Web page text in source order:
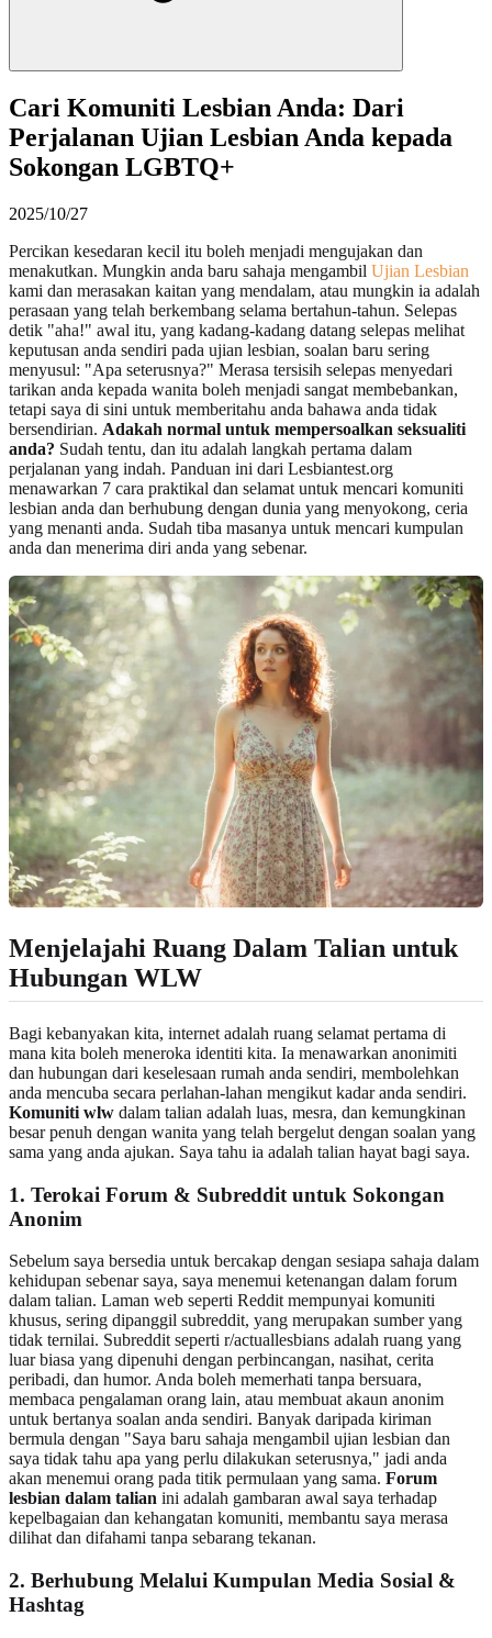
Cari Komuniti Lesbian Anda: Dari
Perjalanan Ujian Lesbian Anda kepada
Sokongan LGBTQ+
2025/10/27
Percikan kesedaran kecil itu boleh menjadi mengujakan dan
menakutkan. Mungkin anda baru sahaja mengambil Ujian Lesbian
kami dan merasakan kaitan yang mendalam, atau mungkin ia adalah
perasaan yang telah berkembang selama bertahun-tahun. Selepas
detik "aha!" awal itu, yang kadang-kadang datang selepas melihat
keputusan anda sendiri pada ujian lesbian, soalan baru sering
menyusul: "Apa seterusnya?" Merasa tersisih selepas menyedari
tarikan anda kepada wanita boleh menjadi sangat membebankan,
tetapi saya di sini untuk memberitahu anda bahawa anda tidak
bersendirian. Adakah normal untuk mempersoalkan seksualiti
anda? Sudah tentu, dan itu adalah langkah pertama dalam
perjalanan yang indah. Panduan ini dari Lesbiantest.org
menawarkan 7 cara praktikal dan selamat untuk mencari komuniti
lesbian anda dan berhubung dengan dunia yang menyokong, ceria
yang menanti anda. Sudah tiba masanya untuk mencari kumpulan
anda dan menerima diri anda yang sebenar.
Menjelajahi Ruang Dalam Talian untuk
Hubungan WLW
Bagi kebanyakan kita, internet adalah ruang selamat pertama di
mana kita boleh meneroka identiti kita. Ia menawarkan anonimiti
dan hubungan dari keselesaan rumah anda sendiri, membolehkan
anda mencuba secara perlahan-lahan mengikut kadar anda sendiri.
Komuniti wlw dalam talian adalah luas, mesra, dan kemungkinan
besar penuh dengan wanita yang telah bergelut dengan soalan yang
sama yang anda ajukan. Saya tahu ia adalah talian hayat bagi saya.
1. Terokai Forum & Subreddit untuk Sokongan
Anonim
Sebelum saya bersedia untuk bercakap dengan sesiapa sahaja dalam
kehidupan sebenar saya, saya menemui ketenangan dalam forum
dalam talian. Laman web seperti Reddit mempunyai komuniti
khusus, sering dipanggil subreddit, yang merupakan sumber yang
tidak ternilai. Subreddit seperti r/actuallesbians adalah ruang yang
luar biasa yang dipenuhi dengan perbincangan, nasihat, cerita
peribadi, dan humor. Anda boleh memerhati tanpa bersuara,
membaca pengalaman orang lain, atau membuat akaun anonim
untuk bertanya soalan anda sendiri. Banyak daripada kiriman
bermula dengan "Saya baru sahaja mengambil ujian lesbian dan
saya tidak tahu apa yang perlu dilakukan seterusnya," jadi anda
akan menemui orang pada titik permulaan yang sama. Forum
lesbian dalam talian ini adalah gambaran awal saya terhadap
kepelbagaian dan kehangatan komuniti, membantu saya merasa
dilihat dan difahami tanpa sebarang tekanan.
2. Berhubung Melalui Kumpulan Media Sosial &
Hashtag